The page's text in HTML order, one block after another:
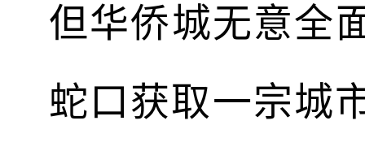
但华侨城无意全
蛇口获取一宗城